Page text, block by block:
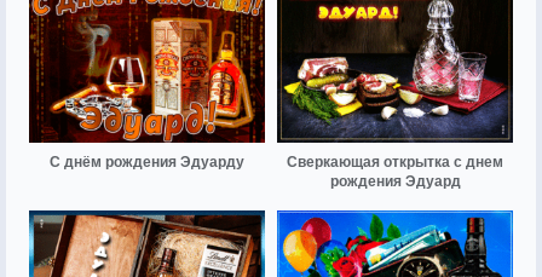
С днём рождения Эдуарду
Сверкающая открытка с днем
рождения Эдуард